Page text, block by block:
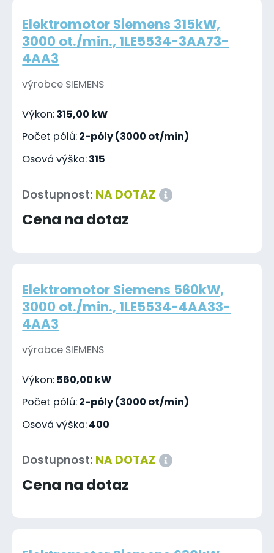
Elektromotor Siemens 315kW,
3000 ot./min., 1LE5534-3AA73-
4AA3
výrobce SIEMENS
Výkon:315,00 kW
Počet pólů:2-póly (3000 ot/min)
Osová výška:315
Dostupnost: NA DOTAZ
Cena na dotaz
Elektromotor Siemens 560kW,
3000 ot./min., 1LE5534-4AA33-
4AA3
výrobce SIEMENS
Výkon:560,00 kW
Počet pólů:2-póly (3000 ot/min)
Osová výška:400
Dostupnost: NA DOTAZ
Cena na dotaz